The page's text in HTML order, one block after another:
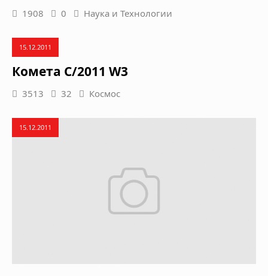
1908 0 Наука и Технологии
15.12.2011
Комета C/2011 W3
3513 32 Космос
15.12.2011